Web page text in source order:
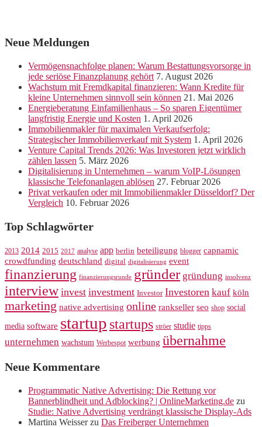
Neue Meldungen
Vermögensnachfolge planen: Warum Bestattungsvorsorge in
jede seriöse Finanzplanung gehört 7. August 2026
Wachstum mit Fremdkapital finanzieren: Wann Kredite für
kleine Unternehmen sinnvoll sein können 21. Mai 2026
Energieberatung Einfamilienhaus – So sparen Eigentümer
langfristig Energie und Kosten 1. April 2026
Immobilienmakler für maximalen Verkaufserfolg:
Strategischer Immobilienverkauf mit System 1. April 2026
Venture Capital Trends 2026: Was Investoren jetzt wirklich
zählen lassen 5. März 2026
Digitalisierung in Unternehmen – warum VoIP-Lösungen
klassische Telefonanlagen ablösen 27. Februar 2026
Privat verkaufen oder mit Immobilienmakler Düsseldorf? Der
Vergleich 10. Februar 2026
Top Schlagwörter
2013 2014 2015 2017 analyse app berlin beteiligung blogger capnamic
crowdfunding deutschland digital digitalisierung event
finanzierung finanzierungsrunde gründer gründung insolvenz
interview invest investment Investor Investoren kauf köln
marketing native advertising online rankseller seo shop social
media software startup startups ströer studie tipps
unternehmen wachstum Werbespot werbung übernahme
Neue Kommentare
Programmatic Native Advertising: Die Rettung vor
Bannerblindheit und Adblocking? | OnlineMarketing.de zu
Studie: Native Advertising verdrängt klassische Display-Ads
Martina Weisserzu Das Freiberger Unternehmen